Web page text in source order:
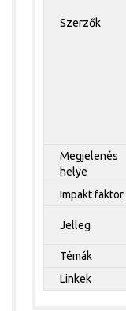
Szerzők
Megjelenés
helye
Impakt faktor
Jelleg
Témák
Linkek